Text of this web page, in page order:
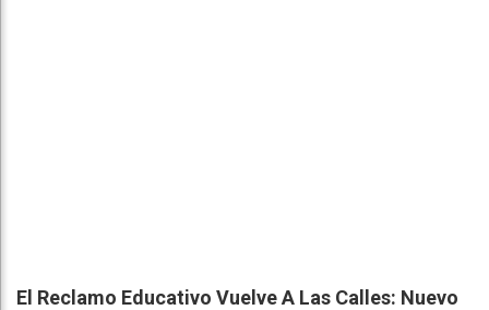
El Reclamo Educativo Vuelve A Las Calles: Nuevo